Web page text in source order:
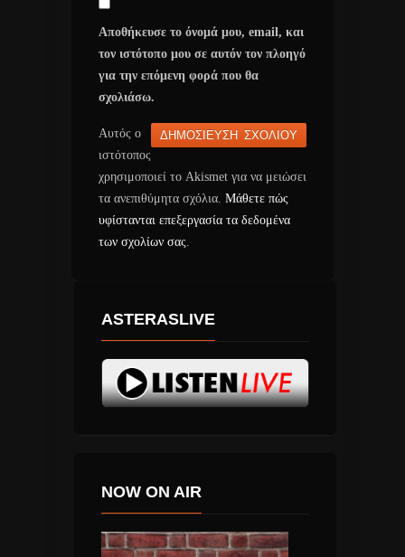
Αποθήκευσε το όνομά μου, email, και
τον ιστότοπο μου σε αυτόν τον πλοηγό
για την επόμενη φορά που θα
σχολιάσω.
Αυτός ο
ιστότοπος
χρησιμοποιεί το Akismet για να μειώσει
τα ανεπιθύμητα σχόλια. Μάθετε πώς
υφίστανται επεξεργασία τα δεδομένα
των σχολίων σας
ASTERASLIVE
NOW ON AIR